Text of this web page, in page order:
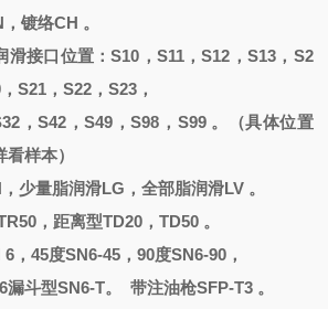
，镀络CH 。
滑接口位置：S10，S11，S12，S13，S2
S21，S22，S23，
，S42，S49，S98，S99 。（具体位置
看样本）
少量脂润滑LG，全部脂润滑LV 。
，距离型TD20，TD50 。
6 ，45度SN6-45，90度SN6-90，
斗型SN6-T。 带注油枪SFP-T3 。